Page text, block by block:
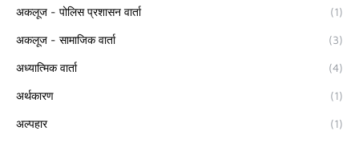
अकलूज - पोलिस प्रशासन वार्ता (1)
अकलूज - सामाजिक वार्ता (3)
अध्यात्मिक वार्ता (4)
अर्थकारण (1)
अल्पहार (1)